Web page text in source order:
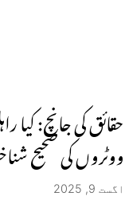
حقائق کی جانچ: کیا
ووٹروں کی صحیح
اگست 9, 2025